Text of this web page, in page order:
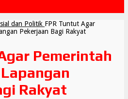
dan Politik FPR Tuntut Agar
Pekerjaan Bagi Rakyat
Pemerintah
Rakyat